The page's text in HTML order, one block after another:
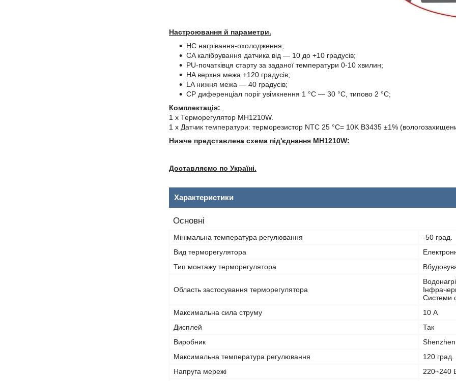
Настроювання й параметри.
HC нагрівання-охолодження;
CA калібрування датчика від ― 10 до +10 градусів;
PU-початківця старту за заданої температури 0-10 хвилин;
HA верхня межа +120 градусів;
LA нижня межа — 40 градусів;
CP диференціал поріг увімкнення 1 °C — 30 °C, типово 2 °C;
Комплектація:
1 x Терморегулятор MH1210W.
1 x Датчик температури: терморезистор NTC 25 °C= 10K B3435 ±1%
Нижче представлена схема під'єднання MH1210W:
Доставляємо по Україні.
Характеристики
Основні
Мінімальна температура регулювання
-50 град.
Вид терморегулятора
Тип монтажу терморегулятора
Область застосування терморегулятора
Системи
Максимальна сила струму
10 А
Дисплей
Так
Виробник
Shenzhen
Максимальна температура регулювання
120 град.
Напруга мережі
220~240